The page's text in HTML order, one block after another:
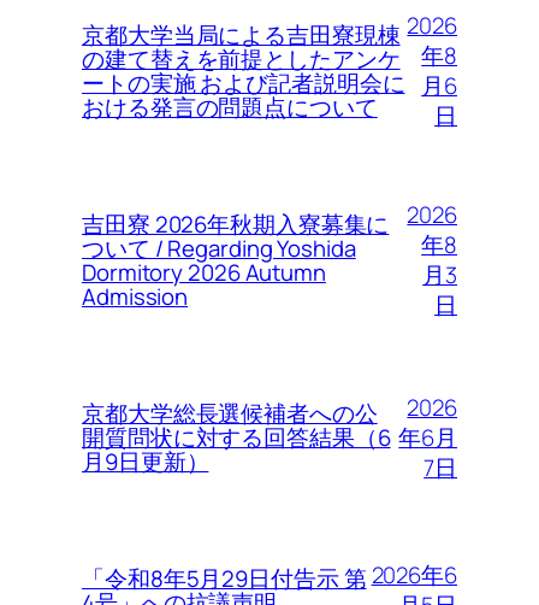
京都大学当局による吉田寮現棟
の建て替えを前提としたアンケ
ートの実施 および記者説明会に
おける発言の問題点について
2026
年8
月6
日
吉田寮 2026年秋期入寮募集に
ついて / Regarding Yoshida
Dormitory 2026 Autumn
Admission
2026
年8
月3
日
京都大学総長選候補者への公
開質問状に対する回答結果（6
月9日更新）
2026
年6月
7日
「令和8年5月29日付告示 第 2026年6